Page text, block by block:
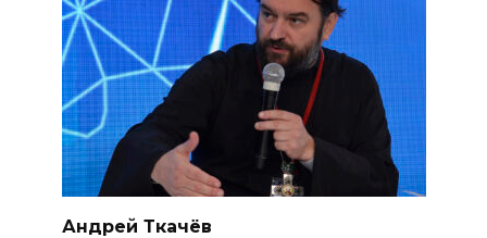
Андрей Ткачёв